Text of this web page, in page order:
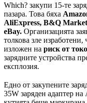
Which? закупи 15-те
пазара. Това бяха
AliExpress, B&Q
eBay. Организацията
толкова зле изработени,
изложен на риск от
зарядните устройства
експлозия.
Едно от закупените
35W заряден адаптер на